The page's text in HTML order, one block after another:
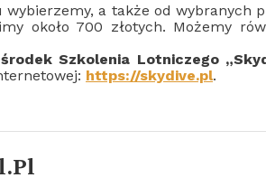
a także od
około 700 złotych. Możemy
Szkolenia Lotniczego
https://skydive.pl.